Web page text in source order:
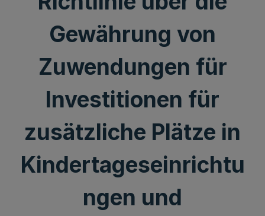
Gewährung von
Zuwendungen für
Investitionen für
zusätzliche Plätze in
Kindertageseinrichtu
ngen und